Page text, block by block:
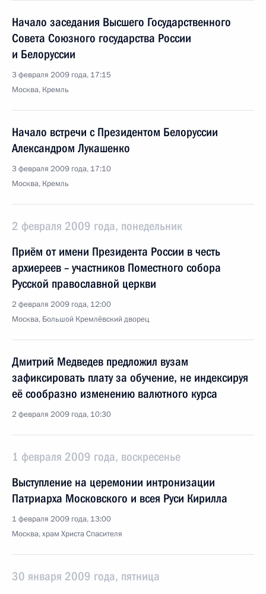
Начало заседания Высшего Государственного
Совета Союзного государства России
и Белоруссии
3 февраля 2009 года, 17:15
Москва, Кремль
Начало встречи с Президентом Белоруссии
Александром Лукашенко
3 февраля 2009 года, 17:10
Москва, Кремль
2 февраля 2009 года, понедельник
Приём от имени Президента России в честь
архиереев – участников Поместного собора
Русской православной церкви
2 февраля 2009 года, 12:00
Москва, Большой Кремлёвский дворец
Дмитрий Медведев предложил вузам
зафиксировать плату за обучение, не индексируя
её сообразно изменению валютного курса
2 февраля 2009 года, 10:30
1 февраля 2009 года, воскресенье
Выступление на церемонии интронизации
Патриарха Московского и всея Руси Кирилла
1 февраля 2009 года, 13:00
Москва, храм Христа Спасителя
30 января 2009 года, пятница